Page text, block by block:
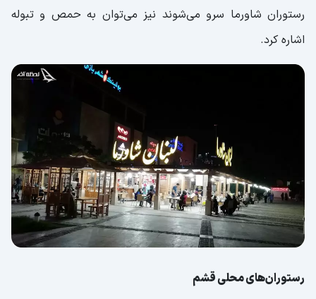
رستوران شاورما سرو می‌شوند نیز می‌توان به حمص و تبوله
اشاره کرد.
رستوران‌های محلی قشم